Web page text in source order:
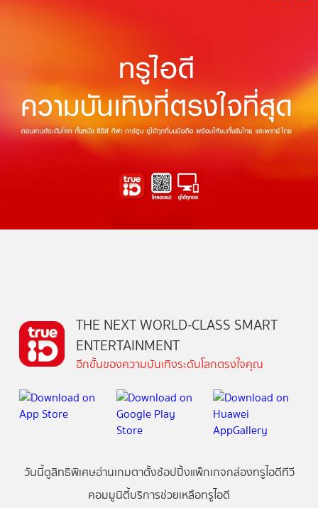
THE NEXT WORLD-CLASS SMART
ENTERTAINMENT
อีกขั้นของความบันเทิงระดับโลกตรงใจคุณ
วันนี้ดูสิทธิพิเศษอ่านเกมตาตั้งช้อปปิ้งแพ็กเกจกล่องทรูไอดีทีวี
คอมมูนิตี้บริการช่วยเหลือทรูไอดี